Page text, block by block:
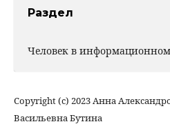
Раздел
Человек в
Copyright (c) 2023 Анна
Васильевна Бутина